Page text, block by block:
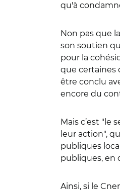
qu'à
Non pas que
son soutien
pour la
que certaines
être conclu
encore du
Mais c’est "le
leur action",
publiques
publiques, en
Ainsi, si le